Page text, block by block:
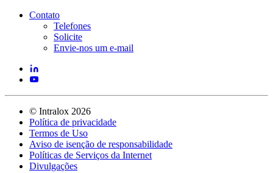
Contato
Telefones
Solicite
Envie-nos um e-mail
© Intralox 2026
Política de privacidade
Termos de Uso
Aviso de isenção de responsabilidade
Políticas de Serviços da Internet
Divulgações